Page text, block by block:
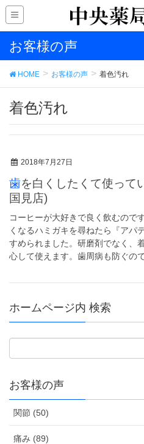
お客様の声
HOME お客様の声 着色汚れ
着色汚れ
2018年7月27日
歯を白くしたくて使っています。 (中央薬品
国見店)
コーヒーが大好きで良く飲むので
くなるハミガキを尋ねたら『アパ
すめられました。研磨剤でなく、
心して使えます。歯周病も防ぐの
ホームページ内 検索
お客様の声
関節 (50)
痛み (89)